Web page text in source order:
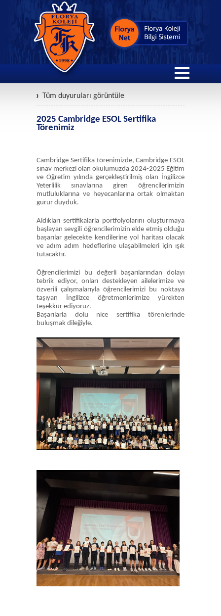
Tüm duyuruları görüntüle
2025 Cambridge ESOL Sertifika
Törenimiz
Cambridge Sertifika törenimizde, Cambridge ESOL
sınav merkezi olan okulumuzda 2024-2025 Eğitim
ve Öğretim yılında gerçekleştirilmiş olan İngilizce
Yeterlilik sınavlarına giren öğrencilerimizin
mutluluklarına ve heyecanlarına ortak olmaktan
gurur duyduk.
Aldıkları sertifikalarla portfolyolarını oluşturmaya
başlayan sevgili öğrencilerimizin elde etmiş olduğu
başarılar gelecekte kendilerine yol haritası olacak
ve adım adım hedeflerine ulaşabilmeleri için ışık
tutacaktır.
Öğrencilerimizi bu değerli başarılarından dolayı
tebrik ediyor, onları destekleyen ailelerimize ve
özverili çalışmalarıyla öğrencilerimizi bu noktaya
taşıyan İngilizce öğretmenlerimize yürekten
teşekkür ediyoruz.
Başarılarla dolu nice sertifika törenlerinde
buluşmak dileğiyle.